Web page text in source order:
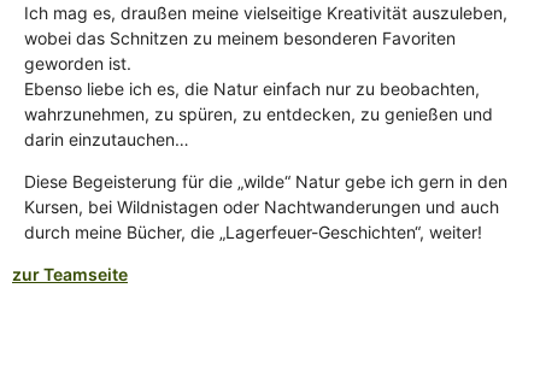
Ich mag es, draußen meine vielseitige Kreativität auszuleben,
wobei das Schnitzen zu meinem besonderen Favoriten
geworden ist.
Ebenso liebe ich es, die Natur einfach nur zu beobachten,
wahrzunehmen, zu spüren, zu entdecken, zu genießen und
darin einzutauchen…
Diese Begeisterung für die „wilde“ Natur gebe ich gern in den
Kursen, bei Wildnistagen oder Nachtwanderungen und auch
durch meine Bücher, die „Lagerfeuer-Geschichten“, weiter!
zur Teamseite